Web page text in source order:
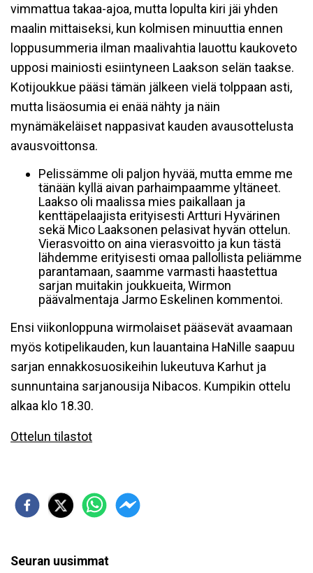
vimmattua takaa-ajoa, mutta lopulta kiri jäi yhden
maalin mittaiseksi, kun kolmisen minuuttia ennen
loppusummeria ilman maalivahtia lauottu kaukoveto
upposi mainiosti esiintyneen Laakson selän taakse.
Kotijoukkue pääsi tämän jälkeen vielä tolppaan asti,
mutta lisäosumia ei enää nähty ja näin
mynämäkeläiset nappasivat kauden avausottelusta
avausvoittonsa.
Pelissämme oli paljon hyvää, mutta emme me
tänään kyllä aivan parhaimpaamme yltäneet.
Laakso oli maalissa mies paikallaan ja
kenttäpelaajista erityisesti Artturi Hyvärinen
sekä Mico Laaksonen pelasivat hyvän ottelun.
Vierasvoitto on aina vierasvoitto ja kun tästä
lähdemme erityisesti omaa pallollista peliämme
parantamaan, saamme varmasti haastettua
sarjan muitakin joukkueita, Wirmon
päävalmentaja Jarmo Eskelinen kommentoi.
Ensi viikonloppuna wirmolaiset pääsevät avaamaan
myös kotipelikauden, kun lauantaina HaNille saapuu
sarjan ennakkosuosikeihin lukeutuva Karhut ja
sunnuntaina sarjanousija Nibacos. Kumpikin ottelu
alkaa klo 18.30.
Ottelun tilastot
Seuran uusimmat